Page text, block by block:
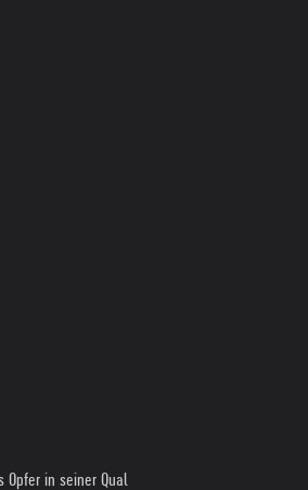
Opfer in seiner Qual